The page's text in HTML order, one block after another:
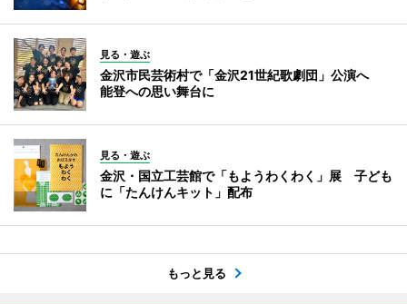
見る・遊ぶ
金沢市民芸術村で「金沢21世紀歌劇団」公演へ
能登への思い舞台に
見る・遊ぶ
金沢・国立工芸館で「もようわくわく」展 子ども
に「たんけんキット」配布
もっと見る